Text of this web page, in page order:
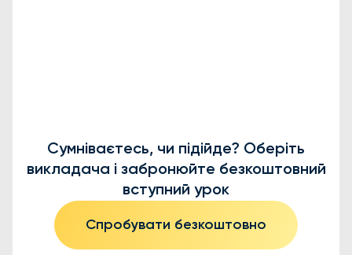
Сумніваєтесь, чи підійде? Оберіть
викладача і забронюйте безкоштовний
вступний урок
Спробувати безкоштовно